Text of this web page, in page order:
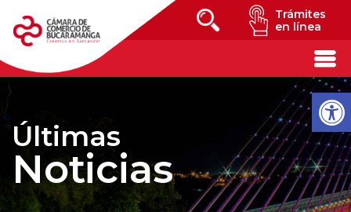
Trámites
en línea
Últimas
Noticias